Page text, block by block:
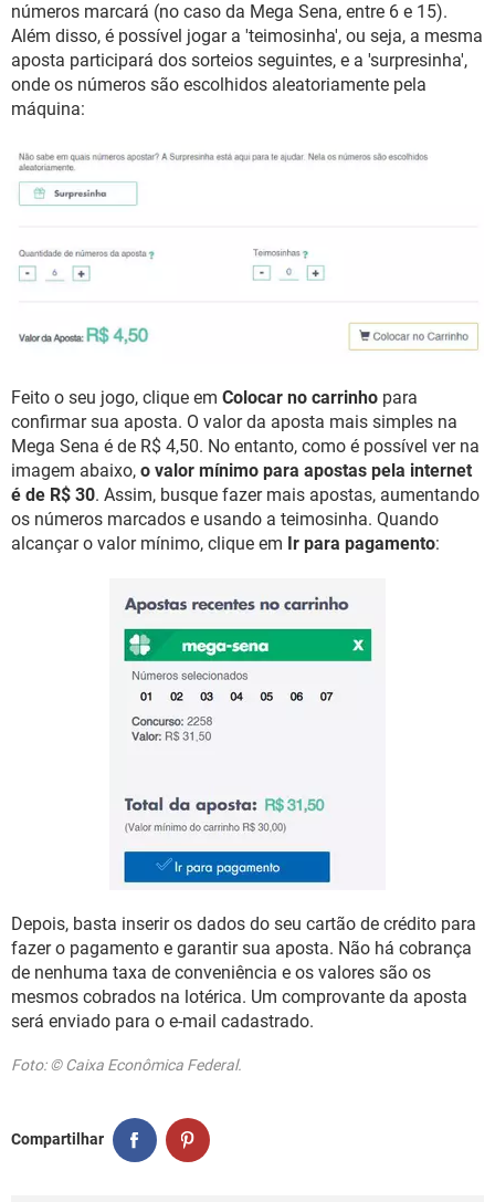
números marcará (no caso da Mega Sena, entre 6 e 15).
Além disso, é possível jogar a 'teimosinha', ou seja, a mesma
aposta participará dos sorteios seguintes, e a 'surpresinha',
onde os números são escolhidos aleatoriamente pela
máquina:
Feito o seu jogo, clique em Colocar no carrinho para
confirmar sua aposta. O valor da aposta mais simples na
Mega Sena é de R$ 4,50. No entanto, como é possível ver na
imagem abaixo, o valor mínimo para apostas pela internet
é de R$ 30. Assim, busque fazer mais apostas, aumentando
os números marcados e usando a teimosinha. Quando
alcançar o valor mínimo, clique em Ir para pagamento:
Depois, basta inserir os dados do seu cartão de crédito para
fazer o pagamento e garantir sua aposta. Não há cobrança
de nenhuma taxa de conveniência e os valores são os
mesmos cobrados na lotérica. Um comprovante da aposta
será enviado para o e-mail cadastrado.
Foto: © Caixa Econômica Federal.
Compartilhar